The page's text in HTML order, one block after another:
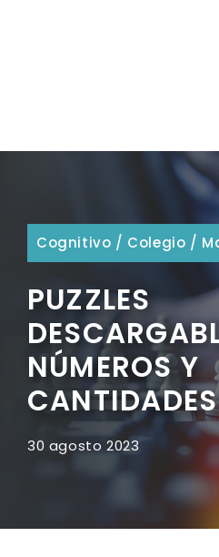
Cognitivo / Colegio /
PUZZLES
NÚMEROS Y
CANTIDADES
30 agosto 2023